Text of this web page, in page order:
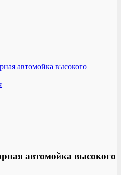
автомойка высокого
автомойка высокого